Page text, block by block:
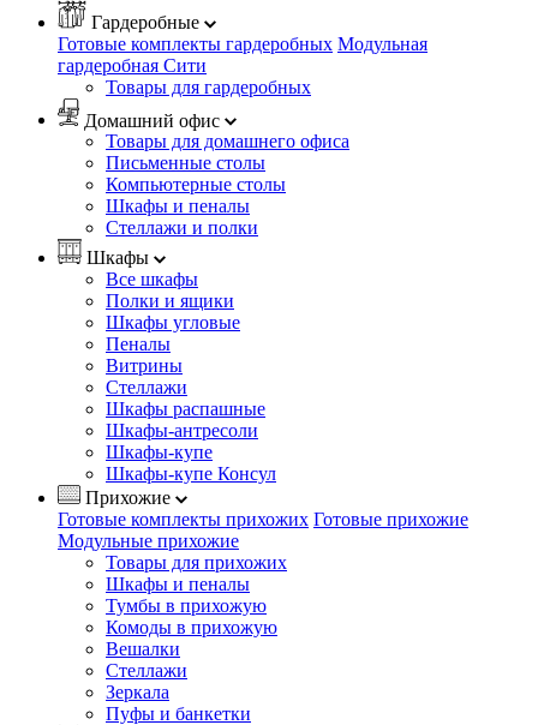
Гардеробные
Готовые комплекты гардеробных Модульная
гардеробная Сити
Товары для гардеробных
Домашний офис
Товары для домашнего офиса
Письменные столы
Компьютерные столы
Шкафы и пеналы
Стеллажи и полки
Шкафы
Все шкафы
Полки и ящики
Шкафы угловые
Пеналы
Витрины
Стеллажи
Шкафы распашные
Шкафы-антресоли
Шкафы-купе
Шкафы-купе Консул
Прихожие
Готовые комплекты прихожих Готовые прихожие
Модульные прихожие
Товары для прихожих
Шкафы и пеналы
Тумбы в прихожую
Комоды в прихожую
Вешалки
Стеллажи
Зеркала
Пуфы и банкетки